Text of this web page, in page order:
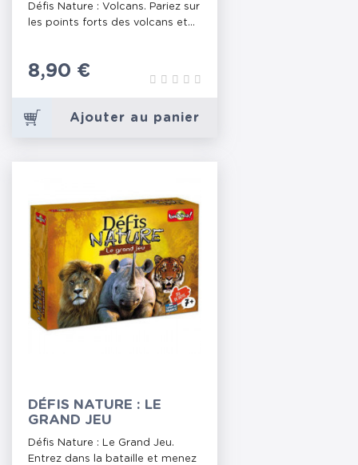
Défis Nature : Volcans. Pariez sur
les points forts des volcans et...
Prix
8,90 €
Ajouter au panier
DÉFIS NATURE : LE
GRAND JEU
Défis Nature : Le Grand Jeu.
Entrez dans la bataille et menez